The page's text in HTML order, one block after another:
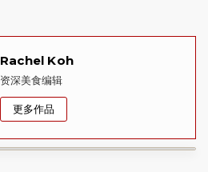
Rachel Koh
资深美食编辑
更多作品